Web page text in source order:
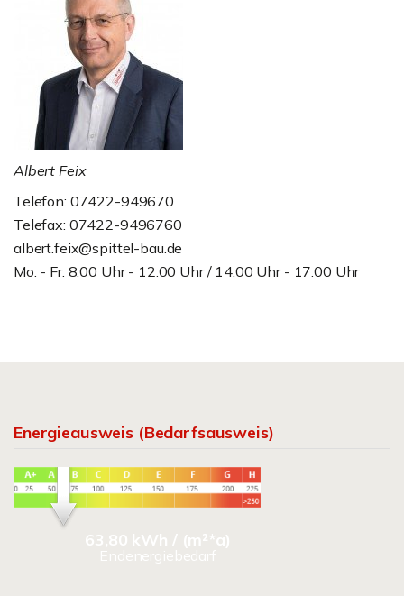
Albert Feix
Telefon: 07422-949670
Telefax: 07422-9496760
albert.feix@spittel-bau.de
Mo. - Fr. 8.00 Uhr - 12.00 Uhr / 14.00 Uhr - 17.00 Uhr
Energieausweis (Bedarfsausweis)
63,80 kWh / (m²*a)
Endenergiebedarf